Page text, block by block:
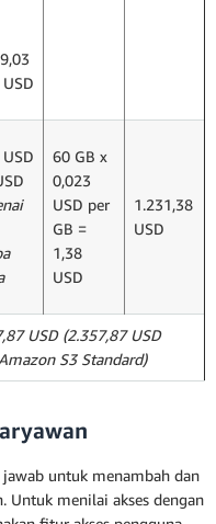
60 GB x
0,023
USD per
GB =
1,38
USD
1.231,38
USD
USD (2.357,87 USD
S3 Standard)
untuk menambah dan
Untuk menilai akses dengan